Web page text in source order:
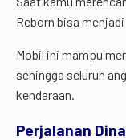
Reborn bisa
Mobil ini mampu
sehingga seluruh
kendaraan.
Perjalanan